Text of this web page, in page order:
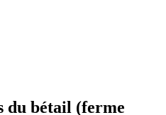
du bétail (ferme